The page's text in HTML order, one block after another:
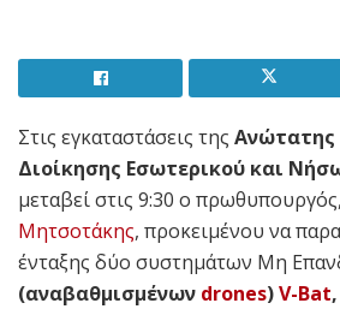
Στις εγκαταστάσεις της Ανώτατης
Διοίκησης Εσωτερικού και
μεταβεί στις 9:30 ο πρωθυπουργός,
Μητσοτάκης, προκειμένου να
ένταξης δύο συστημάτων Μη
(αναβαθμισμένων drones)V-Bat